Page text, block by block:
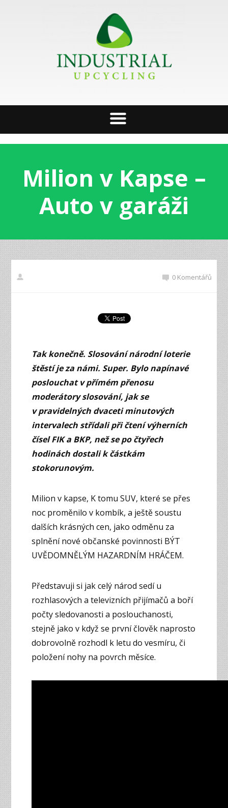
Milion v Kapse –
Auto v garáži
0 Komentářů
Tak konečně. Slosování národní loterie
štěstí je za námi. Super. Bylo napínavé
poslouchat v přímém přenosu
moderátory slosování, jak se
v pravidelných dvaceti minutových
intervalech střídali při čtení výherních
čísel FIK a BKP, než se po čtyřech
hodinách dostali k částkám
stokorunovým.
Milion v kapse, K tomu SUV, které se přes
noc proměnilo v kombík, a ještě soustu
dalších krásných cen, jako odměnu za
splnění nové občanské povinnosti BÝT
UVĚDOMNĚLÝM HAZARDNÍM HRÁČEM.
Představuji si jak celý národ sedí u
rozhlasových a televizních přijímačů a boří
počty sledovanosti a poslouchanosti,
stejně jako v když se první člověk naprosto
dobrovolně rozhodl k letu do vesmíru, či
položení nohy na povrch měsíce.